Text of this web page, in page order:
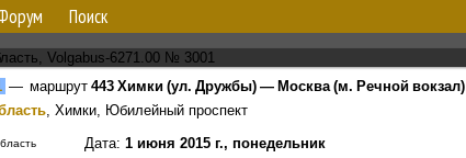
Поиск
— маршрут 443 Химки (ул. Дружбы) — Москва (м. Речной вокзал)
, Химки, Юбилейный проспект
Дата: 1 июня 2015 г., понедельник